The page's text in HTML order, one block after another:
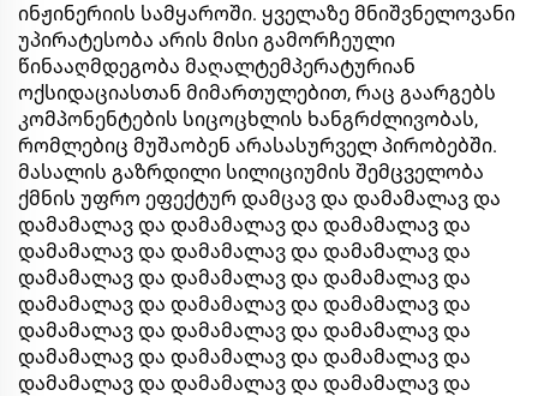
ინჟინერიის სამყაროში. ყველაზე მნიშვნელოვანი
უპირატესობა არის მისი გამორჩეული
წინააღმდეგობა მაღალტემპერატურიან
ოქსიდაციასთან მიმართულებით, რაც გაარგებს
კომპონენტების სიცოცხლის ხანგრძლივობას,
რომლებიც მუშაობენ არასასურველ პირობებში.
მასალის გაზრდილი სილიციუმის შემცველობა
ქმნის უფრო ეფექტურ დამცავ და დამამალავ და
დამამალავ და დამამალავ და დამამალავ და
დამამალავ და დამამალავ და დამამალავ და
დამამალავ და დამამალავ და დამამალავ და
დამამალავ და დამამალავ და დამამალავ და
დამამალავ და დამამალავ და დამამალავ და
დამამალავ და დამამალავ და დამამალავ და
დამამალავ და დამამალავ და დამამალავ და